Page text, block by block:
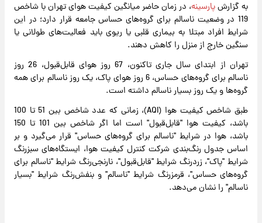
به گزارشپارسینه، در زمان حاضر میانگین کیفیت هوای تهران با شاخص
119 در وضعیت ناسالم برای گروه‌های حساس جامعه قرار دارد؛ در این
شرایط افراد مبتلا به بیماری قلبی یا ریوی باید فعالیت‌های طولانی یا
سنگین خارج از منزل را کاهش دهند.
تهران از ابتدای سال جاری تاکنون، 67 روز هوای قابل‌قبول، 26 روز
ناسالم برای گروه‌های حساس، 6 روز هوای پاک، یک روز ناسالم برای همه
گروه‌ها و یک روز بسیار ناسالم داشته است.
طبق شاخص کیفیت هوا (AQI)، زمانی که عدد شاخص بین 51 تا 100
باشد، کیفیت هوا "قابل‌قبول" است اما اگر شاخص بین 101 تا 150
باشد، هوا در شرایط "ناسالم برای گروه‌های حساس" قرار می‌گیرد و بر
اساس جدول رنگ‌بندی شرکت کنترل کیفیت هوا، ایستگاه‌های سبزرنگ
شرایط "پاک"، زردرنگ شرایط "قابل‌قبول"، نارنجی‌رنگ شرایط "ناسالم برای
گروه‌های حساس"، قرمزرنگ شرایط "ناسالم" و بنفش‌رنگ شرایط "بسیار
ناسالم" را نشان می‌دهد.